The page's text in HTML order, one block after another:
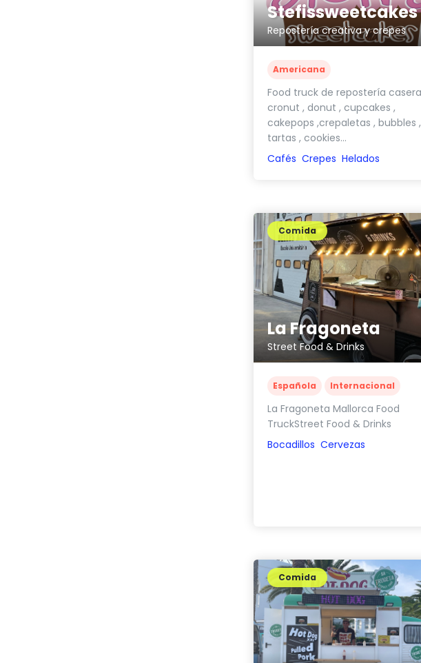
Stefissweetcakes
Repostería creativa y crepes
Americana
Food truck de repostería
cronut , donut , cupcakes ,
cakepops ,crepaletas , bubbles ,
tartas , cookies...
Cafés Crepes Helados
La Fragoneta
Street Food & Drinks
Comida
Española Internacional
La Fragoneta Mallorca Food
TruckStreet Food & Drinks
Bocadillos Cervezas
Comida